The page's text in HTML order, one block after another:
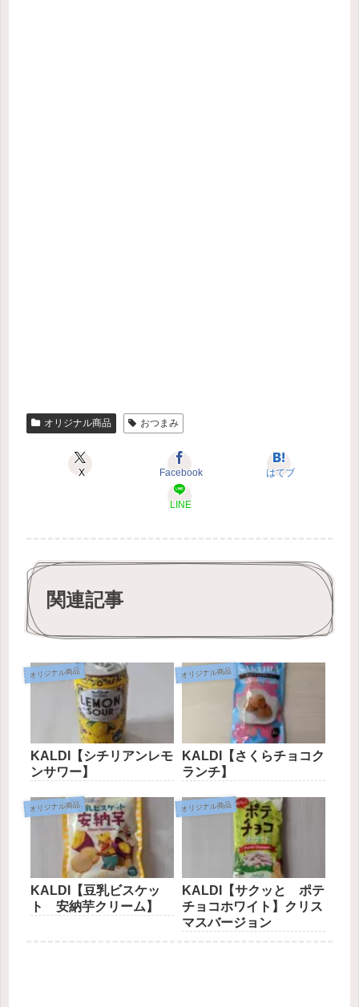
オリジナル商品 おつまみ
X Facebook はてブ
LINE
関連記事
オリジナル商品
KALDI【シチリアンレモ
ンサワー】
オリジナル商品
KALDI【さくらチョコク
ランチ】
オリジナル商品
KALDI【豆乳ビスケッ
ト 安納芋クリーム】
オリジナル商品
KALDI【サクッと ポテ
チョコホワイト】クリス
マスバージョン